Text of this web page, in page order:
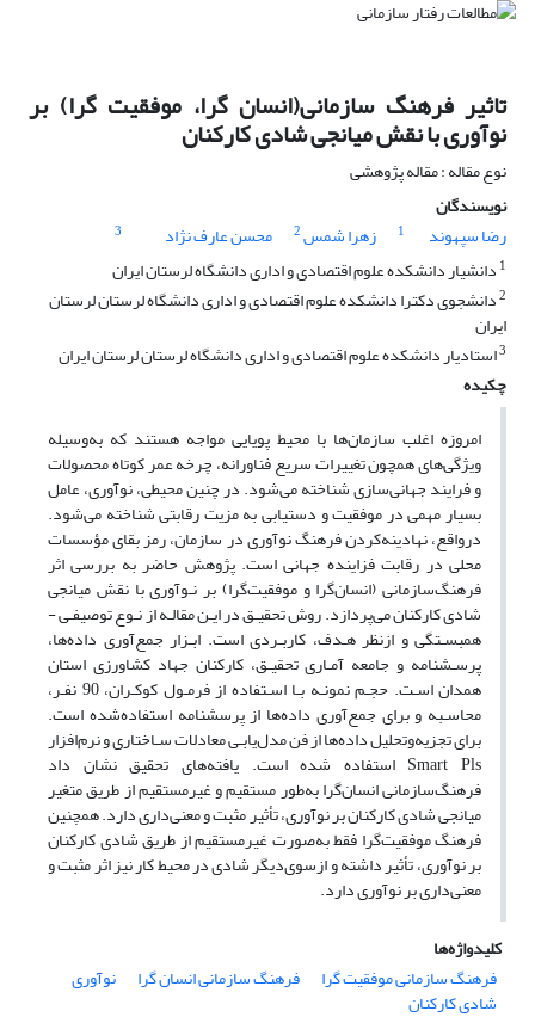
تاثیر فرهنگ سازمانی(انسان گرا، موفقیت گرا) بر
نوآوری با نقش میانجی شادی کارکنان
نوع مقاله : مقاله پژوهشی
نویسندگان
رضا سپهوند
1 زهرا شمس2 محسن عارف نژاد
3
1 دانشیار دانشکده علوم اقتصادی و اداری دانشگاه لرستان ایران
2دانشجوی دکترا دانشکده علوم اقتصادی و اداری دانشگاه لرستان لرستان
ایران
3استادیار دانشکده علوم اقتصادی و اداری دانشگاه لرستان لرستان ایران
چکیده
امروزه اغلب سازمان‌ها با محیط پویایی مواجه هستند که به‌وسیله
ویژگی‌های همچون تغییرات سریع فناورانه، چرخه عمر کوتاه محصولات
و فرایند جهانی‌سازی شناخته می‌شود. در چنین محیطی، نوآوری، عامل
بسیار مهمی در موفقیت و دستیابی به مزیت رقابتی شناخته می‌شود.
درواقع، نهادینه‌کردن فرهنگ نوآوری در سازمان، رمز بقای مؤسسات
محلی در رقابت فزاینده جهانی است. پژوهش حاضر به بررسی اثر
فرهنگ‌سازمانی (انسان‌گرا و موفقیت‌گرا) بر نـوآوری با نقش میانجی
شادی کارکنان می‌پردازد. روش تحقیـق در ایـن مقالـه از نـوع توصیفـی -
همبسـتگی و ازنظر هـدف، کاربـردی است. ابـزار جمع‌آوری داده‌ها،
پرسـشنامه و جامعه آمـاری تحقیـق، کارکنان جهاد کشاورزی استان
همدان اسـت. حجـم نمونـه بـا اسـتفاده از فرمـول کوکـران، 90 نفـر،
محاسـبه و برای جمع‌آوری داده‌ها از پرسشنامه استفاده‌شده است.
برای تجزیه‌وتحلیل داده‌ها از فن مدل‌یابـی معادلات سـاختاری و نرم‌افزار
Smart Pls استفاده ‌شده است. یافته‌های تحقیق نشان داد
فرهنگ‌سازمانی انسان‌گرا به‌طور مستقیم و غیرمستقیم از طریق متغیر
میانجی شادی کارکنان بر نوآوری، تأثیر مثبت و معنی‌داری دارد. همچنین
فرهنگ موفقیت‌گرا فقط به‌صورت غیرمستقیم از طریق شادی کارکنان
بر نوآوری، تأثیر داشته و ازسوی‌دیگر شادی در محیط کار نیز اثر مثبت و
معنی‌داری بر نوآوری دارد.
کلیدواژه‌ها
فرهنگ سازمانی موفقیت گرا
فرهنگ سازمانی انسان گرا نوآوری
شادی کارکنان